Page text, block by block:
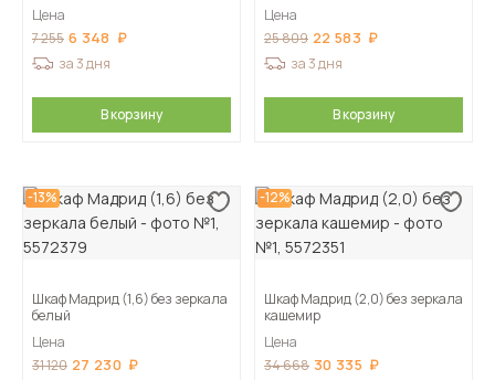
Цена
7 255 6 348
за 3 дня
В корзину
Цена
25 809 22 583
за 3 дня
В корзину
-13%
Шкаф Мадрид (1,6) без зеркала
белый
Цена
31 120 27 230
-12%
Шкаф Мадрид (2,0) без зеркала
кашемир
Цена
34 668 30 335